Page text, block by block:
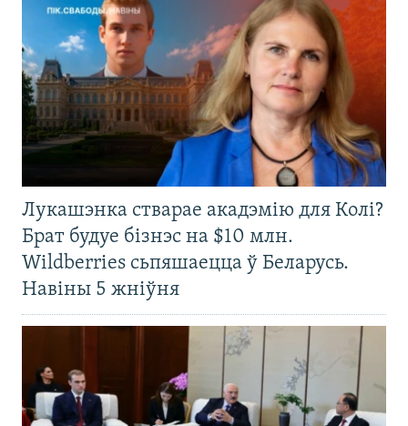
Лукашэнка стварае акадэмію для Колі?
Брат будуе бізнэс на $10 млн.
Wildberries сьпяшаецца ў Беларусь.
Навіны 5 жніўня